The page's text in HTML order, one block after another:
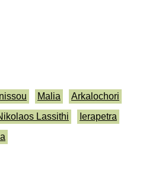
Malia
Arkalochori
Lassithi
Ierapetra